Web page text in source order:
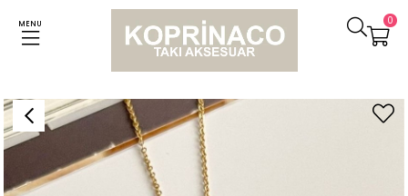
MENU 0
Kolyeler Çelik Pudra Taşlı Vintage Kolye (45 Cm)